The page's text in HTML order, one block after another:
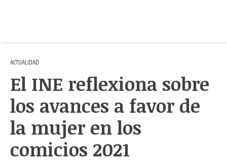
ACTUALIDAD
El INE reflexiona sobre
los avances a favor de
la mujer en los
comicios 2021